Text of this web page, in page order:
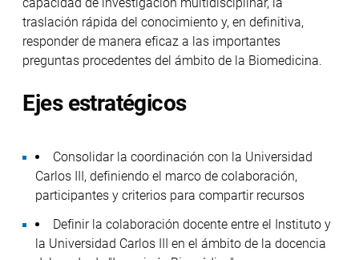
traslación rápida del conocimiento y, en definitiva,
responder de manera eficaz a las importantes
preguntas procedentes del ámbito de la Biomedicina.
Ejes estratégicos
Consolidar la coordinación con la Universidad
Carlos III, definiendo el marco de colaboración,
participantes y criterios para compartir recursos
Definir la colaboración docente entre el Instituto y
la Universidad Carlos III en el ámbito de la docencia